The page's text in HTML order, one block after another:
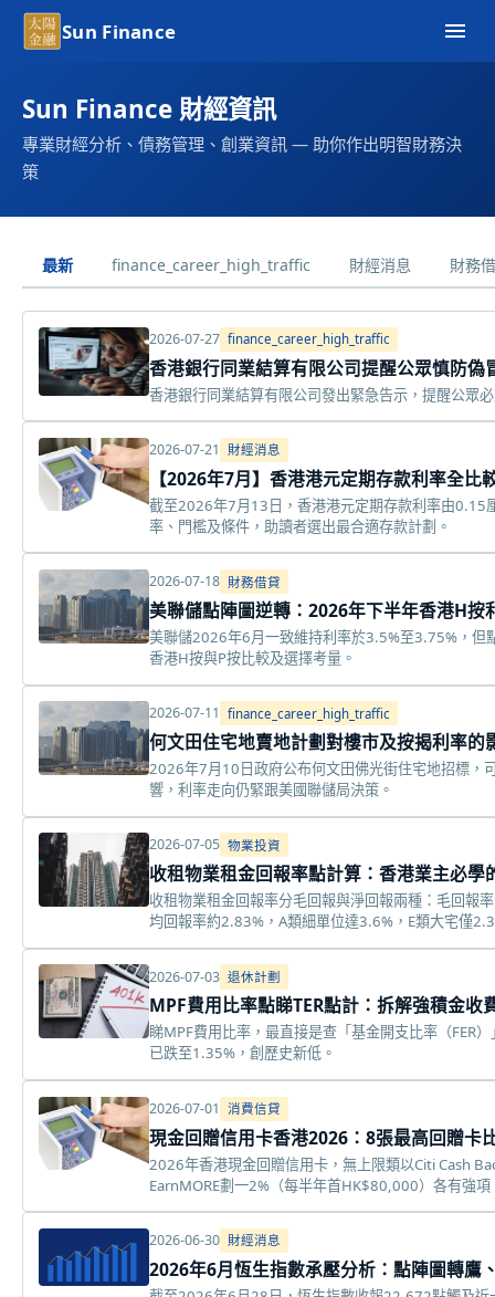
Sun Finance
Sun Finance 財經資訊
專業財經分析、債務管理、創業資訊 — 助你作出明智財務決
策
最新 finance_career_high_traffic 財經消息 財務
2026-07-27 finance_career_high_traffic
香港銀行同業結算有限公司提醒公眾慎防
香港銀行同業結算有限公司發出緊急告示，提醒公眾
2026-07-21 財經消息
【2026年7月】香港港元定期存款利率全比
截至2026年7月13日，香港港元定期存款利率由0.15
率、門檻及條件，助讀者選出最合適存款計劃。
2026-07-18 財務借貸
美聯儲點陣圖逆轉：2026年下半年香港H按
美聯儲2026年6月一致維持利率於3.5%至3.75%，但
香港H按與P按比較及選擇考量。
2026-07-11 finance_career_high_traffic
何文田住宅地賣地計劃對樓市及按揭利率的
2026年7月10日政府公布何文田佛光街住宅地招標，
響，利率走向仍緊跟美國聯儲局決策。
2026-07-05 物業投資
收租物業租金回報率點計算：香港業主必學
收租物業租金回報率分毛回報與淨回報兩種：毛回報
均回報率約2.83%，A類細單位達3.6%，E類大宅僅
2026-07-03 退休計劃
MPF費用比率點睇TER點計：拆解強積金收
睇MPF費用比率，最直接是查「基金開支比率（FER
已跌至1.35%，創歷史新低。
2026-07-01 消費信貸
現金回贈信用卡香港2026：8張最高回贈卡
2026年香港現金回贈信用卡，無上限類以Citi Cash
EarnMORE劃一2%（每半年首HK$80,000）各有強項
2026-06-30 財經消息
2026年6月恆生指數承壓分析：點陣圖轉鷹